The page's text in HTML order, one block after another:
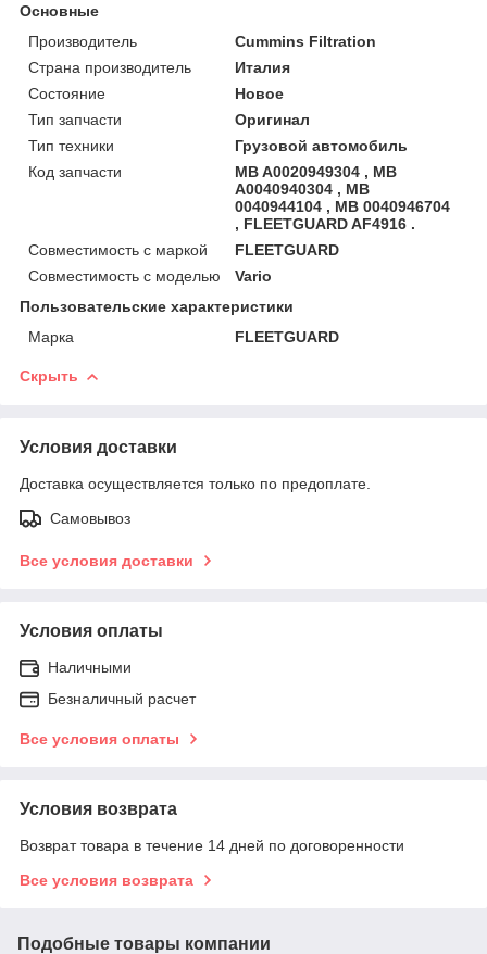
Основные
Производитель
Cummins Filtration
Страна производитель
Италия
Состояние
Новое
Тип запчасти
Оригинал
Тип техники
Грузовой автомобиль
Код запчасти
MB A0020949304 , MB
A0040940304 , MB
0040944104 , MB 0040946704
, FLEETGUARD AF4916 .
Совместимость с маркой
FLEETGUARD
Совместимость с моделью
Vario
Пользовательские характеристики
Марка
FLEETGUARD
Скрыть
Условия доставки
Доставка осуществляется только по предоплате.
Самовывоз
Все условия доставки
Условия оплаты
Наличными
Безналичный расчет
Все условия оплаты
Условия возврата
Возврат товара в течение 14 дней по договоренности
Все условия возврата
Подобные товары компании